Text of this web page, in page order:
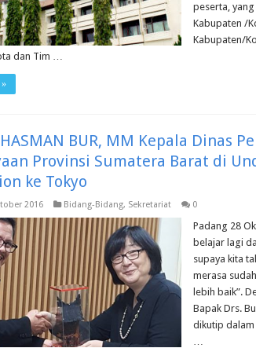
peserta,
Kabupaten /
Kabupaten/
dan Tim …
BUR, MM Kepala Dinas
Provinsi Sumatera Barat di
ke Tokyo
2016 Bidang-Bidang, Sekretariat 0
Padang 28
belajar lagi
supaya kita
merasa
lebih baik”.
Bapak Drs.
dikutip dalam
…